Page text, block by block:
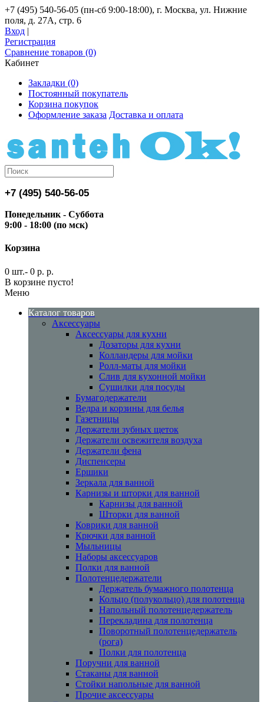
+7 (495) 540-56-05 (пн-сб 9:00-18:00), г. Москва, ул. Нижние
поля, д. 27А, стр. 6
Вход |
Регистрация
Сравнение товаров (0)
Кабинет
Закладки (0)
Постоянный покупатель
Корзина покупок
Оформление заказа Доставка и оплата
+7 (495) 540-56-05
Понедельник - Суббота
9:00 - 18:00 (по мск)
Корзина
0 шт.- 0 р. р.
В корзине пусто!
Меню
Каталог товаров
Аксессуары
Аксессуары для кухни
Дозаторы для кухни
Колландеры для мойки
Ролл-маты для мойки
Слив для кухонной мойки
Сушилки для посуды
Бумагодержатели
Ведра и корзины для белья
Газетницы
Держатели зубных щеток
Держатели освежителя воздуха
Держатели фена
Диспенсеры
Ершики
Зеркала для ванной
Карнизы и шторки для ванной
Карнизы для ванной
Шторки для ванной
Коврики для ванной
Крючки для ванной
Мыльницы
Наборы аксессуаров
Полки для ванной
Полотенцедержатели
Держатель бумажного полотенца
Кольцо (полукольцо) для полотенца
Напольный полотенцедержатель
Перекладина для полотенца
Поворотный полотенцедержатель
(рога)
Полки для полотенца
Поручни для ванной
Стаканы для ванной
Стойки напольные для ванной
Прочие аксессуары